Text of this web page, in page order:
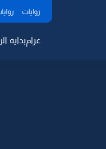
روايات
غرامبداية